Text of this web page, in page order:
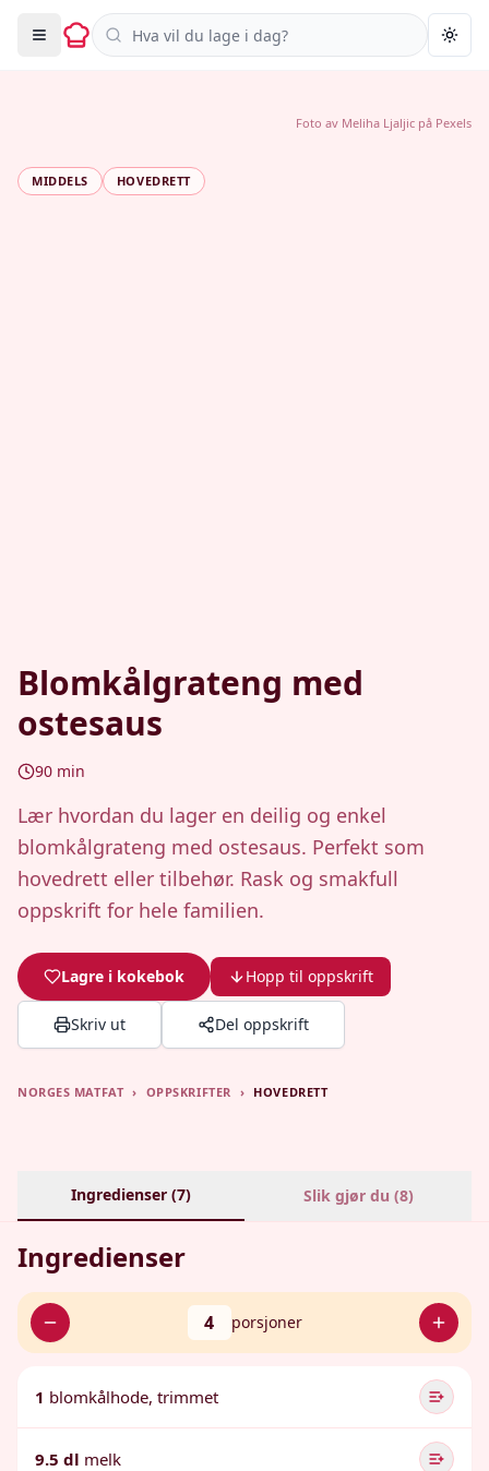
Søk i oppskrifter
MIDDELS HOVEDRETT
Blomkålgrateng med
ostesaus
90 min
Lær hvordan du lager en deilig og enkel
blomkålgrateng med ostesaus. Perfekt som
hovedrett eller tilbehør. Rask og smakfull
oppskrift for hele familien.
Lagre i kokebok Hopp til oppskrift
Skriv ut Del oppskrift
Foto av Meliha Ljaljic på Pexels
NORGES MATFAT › OPPSKRIFTER › HOVEDRETT
Ingredienser (7) Slik gjør du (8)
Ingredienser
4 porsjoner
1 blomkålhode, trimmet
9.5 dl melk